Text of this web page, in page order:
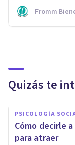
Fromm
Quizás te
PSICOLOGÍA
Cómo decirle
para atraer